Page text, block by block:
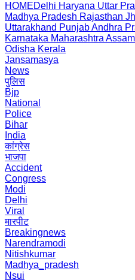
HOMEDelhi Haryana Uttar
Madhya Pradesh Rajasthan
Uttarakhand PunjabAndhra
Karnataka Maharashtra Assam
Odisha Kerala
Jansamasya
News
पुलिस
Bjp
National
Police
Bihar
India
कांग्रेस
भाजपा
Accident
Congress
Modi
Delhi
Viral
मारपीट
Breakingnews
Narendramodi
Nitishkumar
Madhya_pradesh
Nsui